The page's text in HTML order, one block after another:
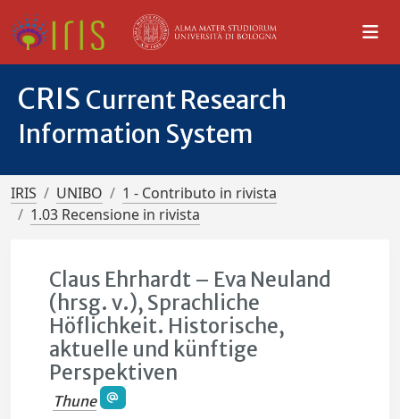
CRIS Current Research
Information System
IRIS UNIBO
1 - Contributo in rivista
1.03 Recensione in rivista
Claus Ehrhardt – Eva Neuland
(hrsg. v.), Sprachliche
Höflichkeit. Historische,
aktuelle und künftige
Perspektiven
Thune